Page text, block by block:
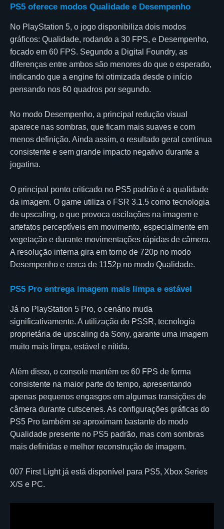
PS5 oferece modos Qualidade e Desempenho
No PlayStation 5, o jogo disponibiliza dois modos
gráficos: Qualidade, rodando a 30 FPS, e Desempenho,
focado em 60 FPS. Segundo a Digital Foundry, as
diferenças entre ambos são menores do que o esperado,
indicando que a engine foi otimizada desde o início
pensando nos 60 quadros por segundo.
No modo Desempenho, a principal redução visual
aparece nas sombras, que ficam mais suaves e com
menos definição. Ainda assim, o resultado geral continua
consistente e sem grande impacto negativo durante a
jogatina.
O principal ponto criticado no PS5 padrão é a qualidade
da imagem. O game utiliza o FSR 3.1.5 como tecnologia
de upscaling, o que provoca oscilações na imagem e
artefatos perceptíveis em movimento, especialmente em
vegetação e durante movimentações rápidas de câmera.
A resolução interna gira em torno de 720p no modo
Desempenho e cerca de 1152p no modo Qualidade.
PS5 Pro entrega imagem mais limpa e estável
Já no PlayStation 5 Pro, o cenário muda
significativamente. A utilização do PSSR, tecnologia
proprietária de upscaling da Sony, garante uma imagem
muito mais limpa, estável e nítida.
Além disso, o console mantém os 60 FPS de forma
consistente na maior parte do tempo, apresentando
apenas pequenos engasgos em algumas transições de
câmera durante cutscenes. As configurações gráficas do
PS5 Pro também se aproximam bastante do modo
Qualidade presente no PS5 padrão, mas com sombras
mais definidas e melhor reconstrução de imagem.
007 First Light já está disponível para PS5, Xbox Series
X/S e PC.